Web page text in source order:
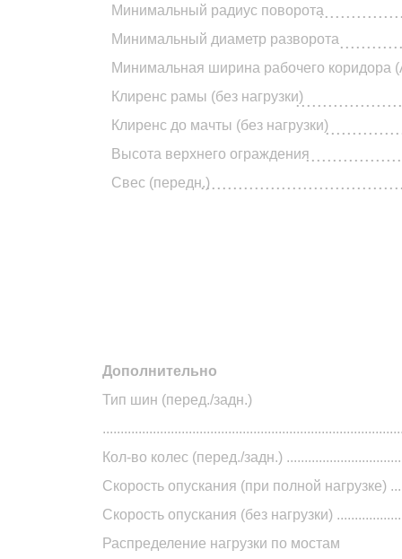
Минимальный радиус поворота
Минимальный диаметр разворота
Минимальная ширина рабочего коридора
Клиренс рамы (без нагрузки)
Клиренс до мачты (без нагрузки)
Высота верхнего ограждения
Свес (передн.)
Дополнительно
Тип шин (перед./задн.)
Кол-во колес (перед./задн.)
Скорость опускания (при полной нагрузке)
Скорость опускания (без нагрузки)
Распределение нагрузки по мостам